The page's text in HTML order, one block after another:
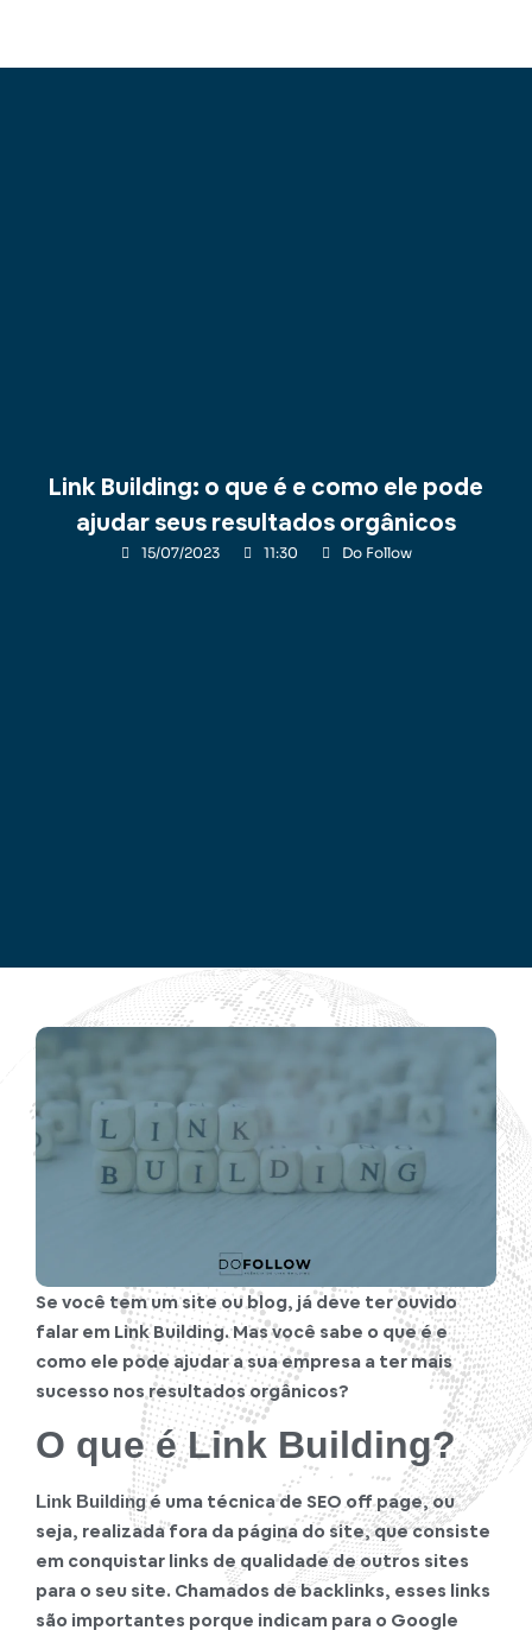
Link Building: o que é e como ele pode
ajudar seus resultados orgânicos
15/07/2023 11:30 Do Follow
Se você tem um site ou blog, já deve ter ouvido
falar em Link Building. Mas você sabe o que é e
como ele pode ajudar a sua empresa a ter mais
sucesso nos resultados orgânicos?
O que é Link Building?
Link Buildingé uma técnica de SEO off page, ou
seja, realizada fora da página do site, que consiste
em conquistar links de qualidade de outros sites
para o seu site. Chamados de backlinks, esses links
são importantes porque indicam para o Google